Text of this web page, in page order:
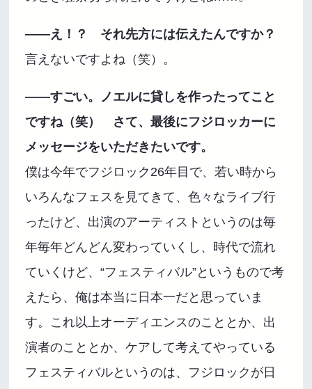
――え！？ それ先方には伝えたんですか？
言えないですよね（笑）。
――すごい。ノエルに貸しを作ったってこと
ですね（笑） さて、最後にフジロッカーに
メッセージをいただきたいです。
僕は今年でフジロック26年目で、若い時から
いろんなフェスを見てきて、色々なライブ行
ったけど、出演のアーティストというのは毎
年毎年どんどん変わっていくし、時代で流れ
ていくけど、“フェスティバル”というもので考
えたら、俺は本当に日本一だと思っていま
す。これ以上オーディエンスのこととか、出
演者のこととか、ケアして考えてやっている
フェスティバルというのは、フジロックが日